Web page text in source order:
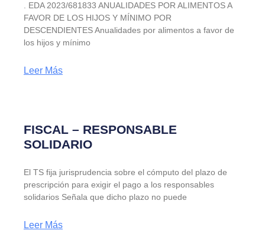
. EDA 2023/681833 ANUALIDADES POR ALIMENTOS A
FAVOR DE LOS HIJOS Y MÍNIMO POR
DESCENDIENTES Anualidades por alimentos a favor de
los hijos y mínimo
Leer Más
FISCAL – RESPONSABLE
SOLIDARIO
El TS fija jurisprudencia sobre el cómputo del plazo de
prescripción para exigir el pago a los responsables
solidarios Señala que dicho plazo no puede
Leer Más